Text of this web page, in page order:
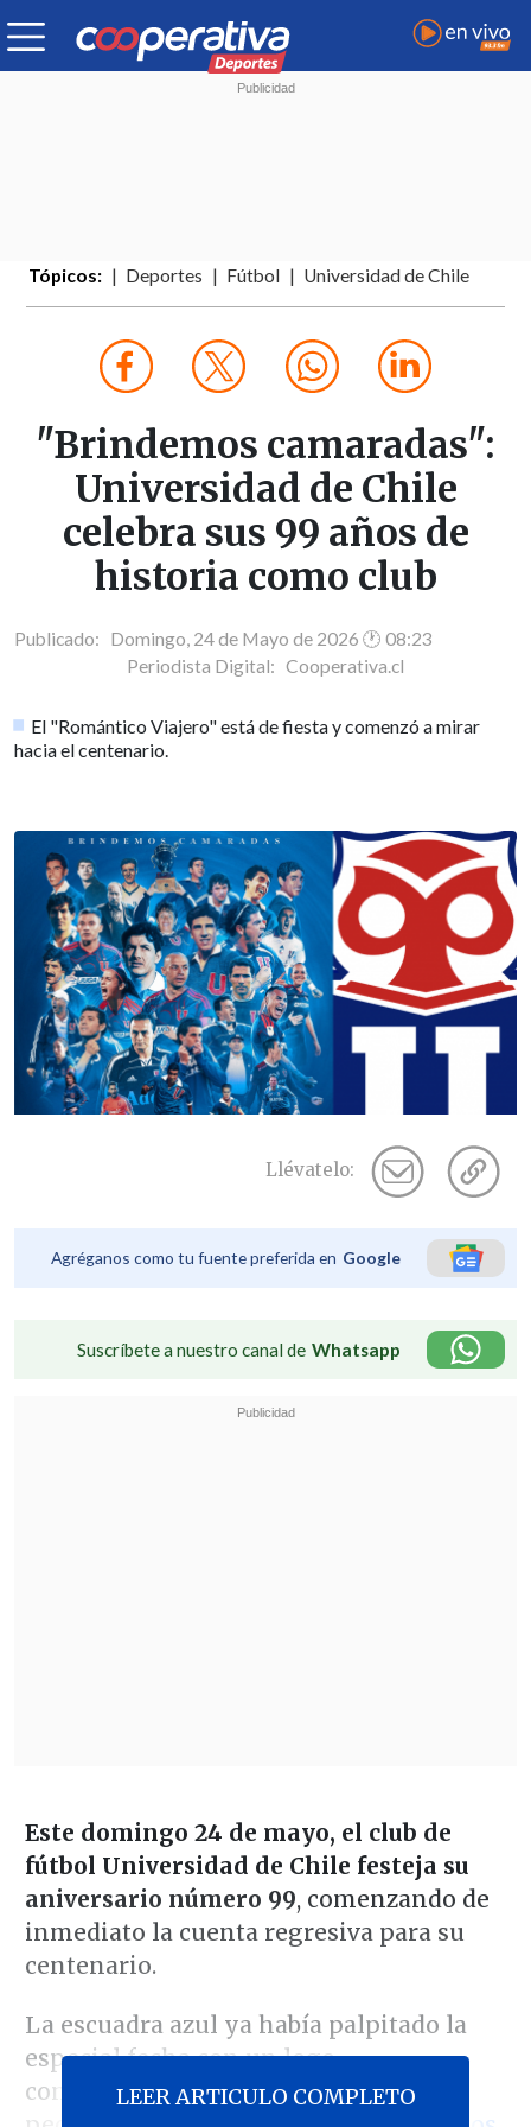
Tópicos: Deportes Fútbol Universidad de Chile
"Brindemos camaradas":
Universidad de Chile
celebra sus 99 años de
historia como club
Publicado: Domingo, 24 de Mayo de 2026 🕐 08:23
Periodista Digital: Cooperativa.cl
El "Romántico Viajero" está de fiesta y comenzó a mirar
hacia el centenario.
Llévatelo:
Agréganos como tu fuente preferida en Google
Suscríbete a nuestro canal de Whatsapp
Este domingo 24 de mayo, el club de
fútbol Universidad de Chile festeja su
aniversario número 99, comenzando de
inmediato la cuenta regresiva para su
centenario.
La escuadra azul ya había palpitado la
especial fecha con un logo
conmemorativo añadido al centro del
LEER ARTICULO COMPLETO